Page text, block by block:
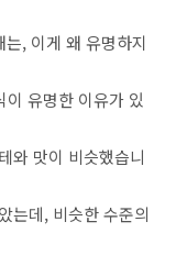
, 이게 왜 유명하지
유명한 이유가 있
와 맛이 비슷했습니
는데, 비슷한 수준의